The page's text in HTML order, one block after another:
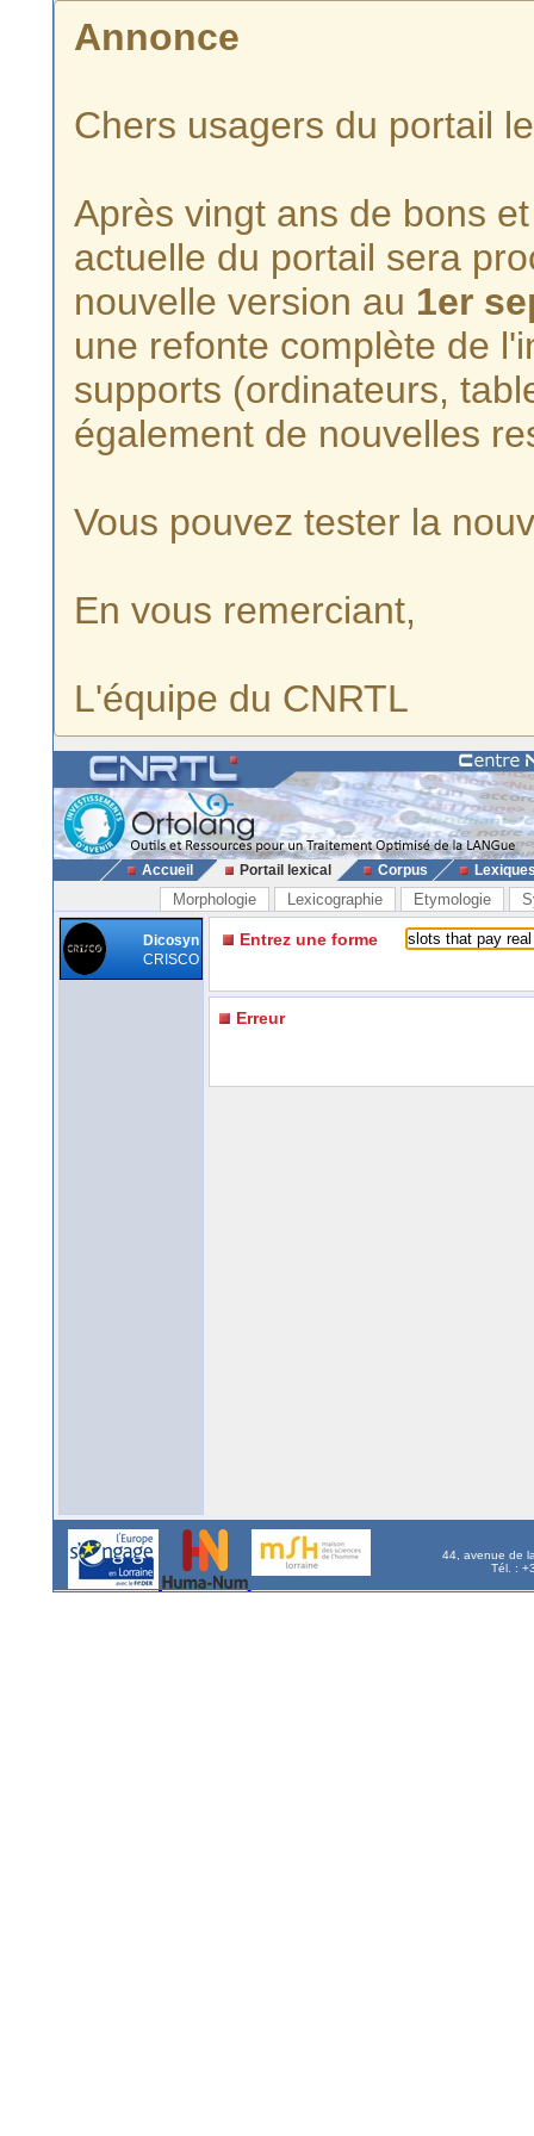
Annonce
Chers usagers du portail
Après vingt ans de bons
actuelle du portail sera
nouvelle version au 1er
une refonte complète de
supports (ordinateurs,
également de nouvelles
Vous pouvez tester la
En vous remerciant,
L'équipe du CNRTL
Accueil Portail lexical Corpus
Morphologie Lexicographie Etymologie
Dicosyn
CRISCO
Entrez une forme
Erreur
44, avenue de
Tél. :